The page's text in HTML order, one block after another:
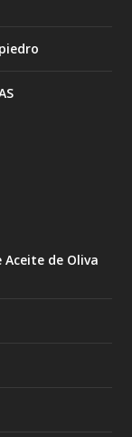
de Oliva